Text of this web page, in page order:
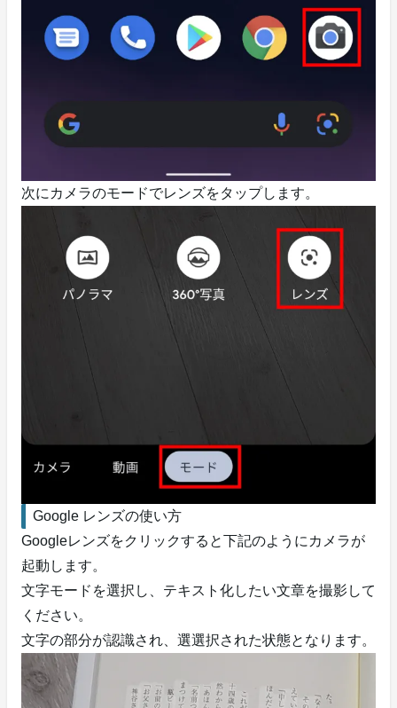
次にカメラのモードでレンズをタップします。
Google レンズの使い方
Googleレンズをクリックすると下記のようにカメラが
起動します。
文字モードを選択し、テキスト化したい文章を撮影して
ください。
文字の部分が認識され、選選択された状態となります。